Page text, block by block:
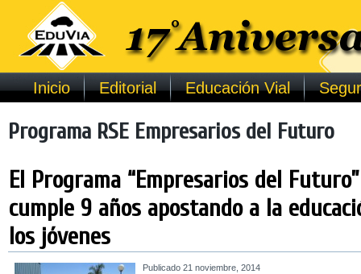
Inicio Editorial Educación Vial
Programa RSE Empresarios del Futuro
El Programa “Empresarios del
cumple 9 años apostando a la
los jóvenes
Publicado 21 noviembre, 2014